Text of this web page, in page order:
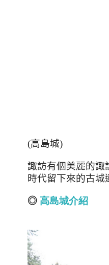
(高島城)
諏訪有個美麗的諏
時代留下來的古城
◎ 高島城介紹